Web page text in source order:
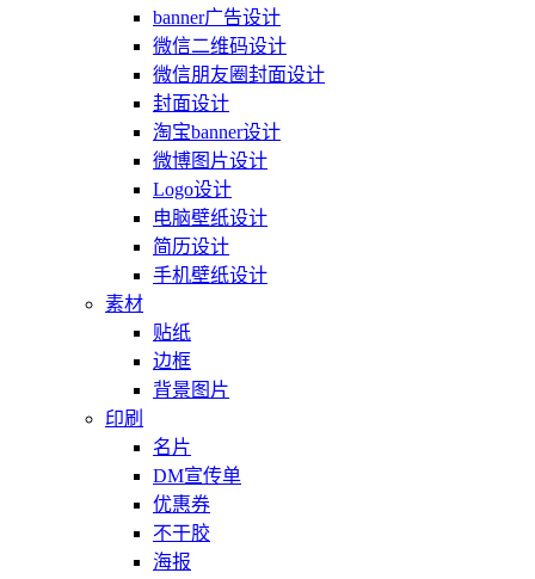
banner广告设计
微信二维码设计
微信朋友圈封面设计
封面设计
淘宝banner设计
微博图片设计
Logo设计
电脑壁纸设计
简历设计
手机壁纸设计
素材
贴纸
边框
背景图片
印刷
名片
DM宣传单
优惠券
不干胶
海报